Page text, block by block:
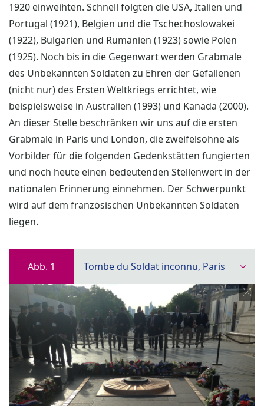
1920 einweihten. Schnell folgten die USA, Italien und
Portugal (1921), Belgien und die Tschechoslowakei
(1922), Bulgarien und Rumänien (1923) sowie Polen
(1925). Noch bis in die Gegenwart werden Grabmale
des Unbekannten Soldaten zu Ehren der Gefallenen
(nicht nur) des Ersten Weltkriegs errichtet, wie
beispielsweise in Australien (1993) und Kanada (2000).
An dieser Stelle beschränken wir uns auf die ersten
Grabmale in Paris und London, die zweifelsohne als
Vorbilder für die folgenden Gedenkstätten fungierten
und noch heute einen bedeutenden Stellenwert in der
nationalen Erinnerung einnehmen. Der Schwerpunkt
wird auf dem französischen Unbekannten Soldaten
liegen.
Abb. 1 Tombe du Soldat inconnu, Paris